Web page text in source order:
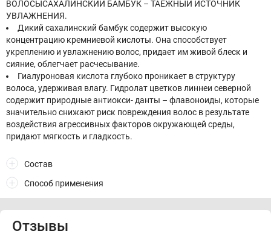
ВОЛОСЫСАХАЛИНСКИЙ БАМБУК – ТАЁЖНЫЙ ИСТОЧНИК
УВЛАЖНЕНИЯ.
Дикий сахалинский бамбук содержит высокую
концентрацию кремниевой кислоты. Она способствует
укреплению и увлажнению волос, придает им живой блеск и
сияние, облегчает расчесывание.
Гиалуроновая кислота глубоко проникает в структуру
волоса, удерживая влагу. Гидролат цветков линнеи северной
содержит природные антиокси- данты – флавоноиды, которые
значительно снижают риск повреждения волос в результате
воздействия агрессивных факторов окружающей среды,
придают мягкость и гладкость.
Состав
Способ применения
Отзывы